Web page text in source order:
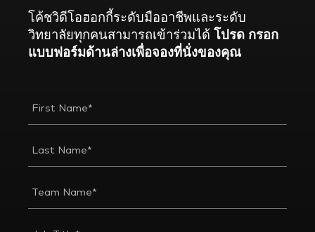
โค้ชวิดีโอฮอกกี้ระดับมืออาชีพและระดับ
วิทยาลัยทุกคนสามารถเข้าร่วมได้ โปรด กรอก
แบบฟอร์มด้านล่างเพื่อจองที่นั่งของคุณ